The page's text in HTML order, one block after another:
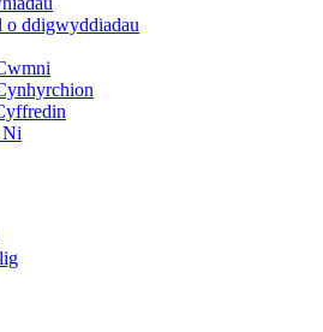
o ddigwyddiadau
Ni